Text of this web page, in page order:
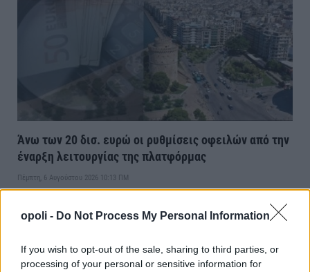
opoli - Do Not Process My Personal Information
If you wish to opt-out of the sale, sharing to third parties, or
processing of your personal or sensitive information for
Άνω των 20 δισ. ευρώ οι ρυθμίσεις οφειλών από την
έναρξη λειτουργίας της πλατφόρμας
Πέμπτη, 6 Αυγούστου 2026 10:13 ΠΜ